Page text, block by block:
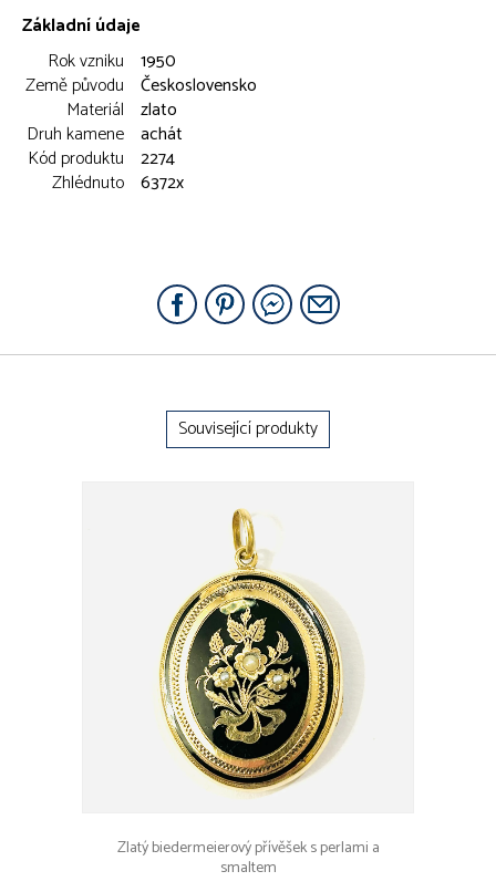
Základní údaje
Rok vzniku 1950
Země původu Československo
Materiál zlato
Druh kamene achát
Kód produktu 2274
Zhlédnuto 6372x
Související produkty
Zlatý biedermeierový přívěšek s perlami a
smaltem